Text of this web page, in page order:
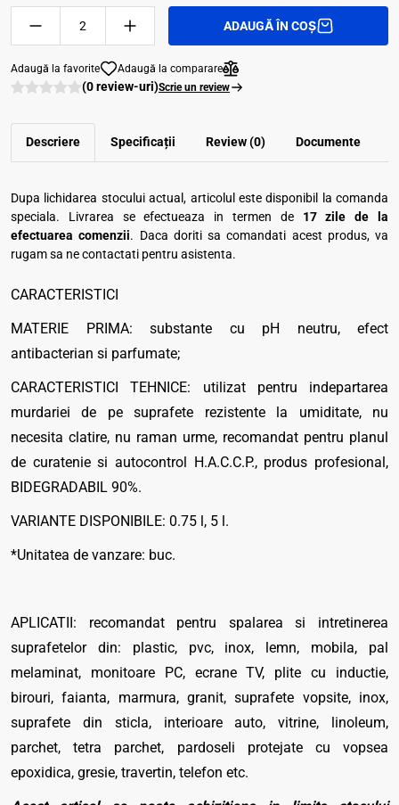
ADAUGĂ ÎN COȘ
Adaugă la favorite Adaugă la comparare
(0 review-uri)Scrie un review
Descriere Specificații Review (0) Documente
Dupa lichidarea stocului actual, articolul este disponibil la comanda
speciala. Livrarea se efectueaza in termen de 17 zile de la
efectuarea comenzii. Daca doriti sa comandati acest produs, va
rugam sa ne contactati pentru asistenta.
CARACTERISTICI
MATERIE PRIMA: substante cu pH neutru, efect
antibacterian si parfumate;
CARACTERISTICI TEHNICE: utilizat pentru indepartarea
murdariei de pe suprafete rezistente la umiditate, nu
necesita clatire, nu raman urme, recomandat pentru planul
de curatenie si autocontrol H.A.C.C.P., produs profesional,
BIDEGRADABIL 90%.
VARIANTE DISPONIBILE: 0.75 l, 5 l.
*Unitatea de vanzare: buc.
APLICATII: recomandat pentru spalarea si intretinerea
suprafetelor din: plastic, pvc, inox, lemn, mobila, pal
melaminat, monitoare PC, ecrane TV, plite cu inductie,
birouri, faianta, marmura, granit, suprafete vopsite, inox,
suprafete din sticla, interioare auto, vitrine, linoleum,
parchet, tetra parchet, pardoseli protejate cu vopsea
epoxidica, gresie, travertin, telefon etc.